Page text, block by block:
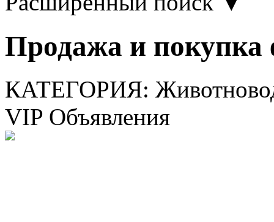
Продажа и
КАТЕГОРИЯ:
VIP Объявления